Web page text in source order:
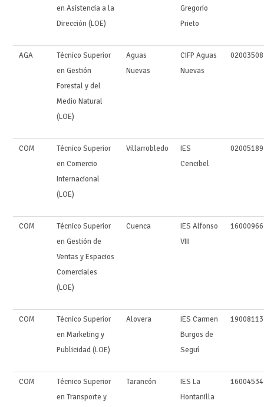
en Asistencia a la
Dirección (LOE)
Gregorio
Prieto
AGA
Técnico Superior
en Gestión
Forestal y del
Medio Natural
(LOE)
Aguas
Nuevas
CIFP Aguas
Nuevas
02003508
COM
Técnico Superior
en Comercio
Internacional
(LOE)
Villarrobledo
IES
Cencibel
02005189
COM
Técnico Superior
en Gestión de
Ventas y Espacios
Comerciales
(LOE)
Cuenca
IES Alfonso
VIII
16000966
COM
Técnico Superior
en Marketing y
Publicidad (LOE)
Alovera
IES Carmen
Burgos de
Seguí
19008113
COM
Técnico Superior
en Transporte y
Tarancón
IES La
Hontanilla
16004534